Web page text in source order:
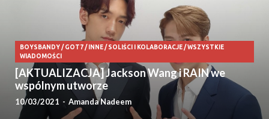
BOYSBANDY/GOT7/ INNE/SOLIŚCI I KOLABORACJE/WSZYSTKIE
WIADOMOŚCI
[AKTUALIZACJA] Jackson Wang i RAIN we
wspólnym utworze
10/03/2021 - Amanda Nadeem